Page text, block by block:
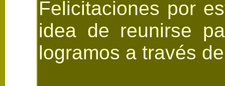
Felicitaciones por
idea de reunirse
logramos a través